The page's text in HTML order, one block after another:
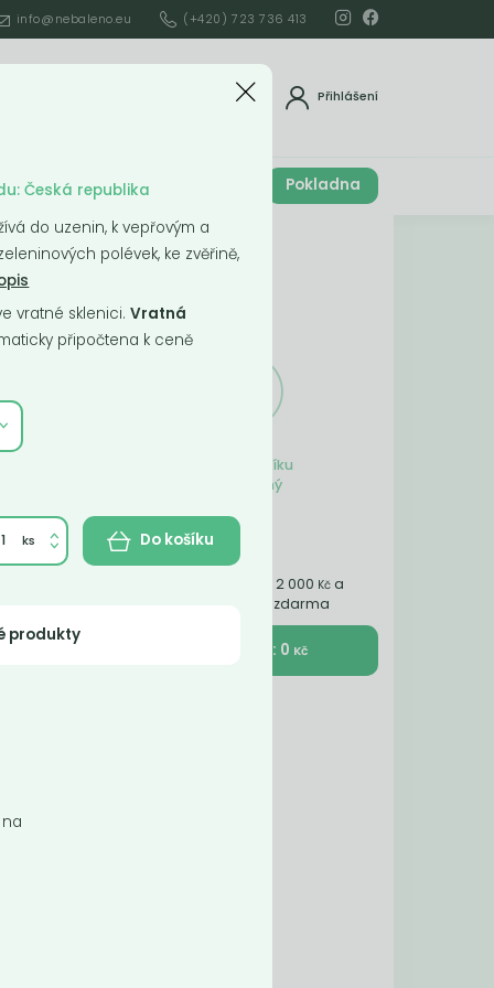
info@nebaleno.eu (+420) 723 736 413
Přihlášení
Pokladna
Obsah košíku
Obsah košíku
je prázdný
Nakupte ještě za 2 000 Kč a
získáte dopravu zdarma
K pokladně : 0 Kč
Česká republika
do uzenin, k vepřovým a
polévek, ke zvěřině,
vratné sklenici. Vratná
připočtena k ceně
Do košíku
produkty